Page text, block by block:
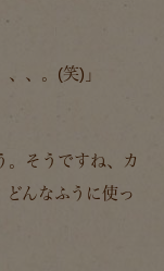
、。(笑)」
。そうですね、カ
んなふうに使っ